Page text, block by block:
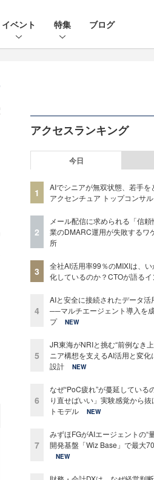
イベント 特集 ブログ
アクセスランキング
今日
1
AIでシニアが無双状態、若手を
アクセンチュア トップコンサ
2
メール配信に求められる「信
業のDMARC運用が失敗するワ
所
3
全社AI活用率99％のMIXIは、
化しているのか？CTOが語る
4
AIと安全に接続されたデータ活
──マルチエージェント導入を
プ
NEW
5
JR東海がNRIと挑む“前例なき
ニア構想を支えるAI活用と変化
設計
NEW
6
なぜ“PoC疲れ”が蔓延してい
り直せばいい」実験感覚から
トモデル
NEW
7
みずほFGがAIエージェントの“
開発基盤「Wiz Base」で最大
NEW